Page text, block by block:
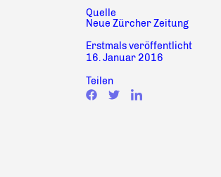
Erstmals veröffentlicht
16. Januar 2016
Quelle
Neue Zürcher Zeitung
Teilen